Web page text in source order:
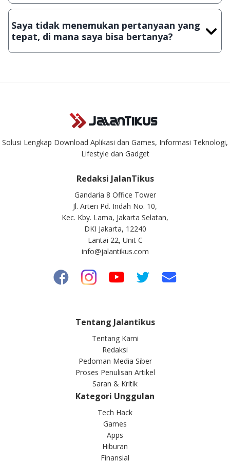
Demi menjaga kualitas aplikasi dan games yang ada di
download secara manual, sehingga kuota sebesar ribuan
aplikasi & games tidak dapat tercapai dalam waktu yang
singkat.
Saya tidak menemukan pertanyaan yang
tepat, di mana saya bisa bertanya?
Kami dengan senang hati menjawab setiap pertanyaan yang
Solusi Lengkap Download Aplikasi dan Games, Informasi Teknologi,
Lifestyle dan Gadget
Redaksi JalanTikus
Gandaria 8 Office Tower
Jl. Arteri Pd. Indah No. 10,
Kec. Kby. Lama, Jakarta Selatan,
DKI Jakarta, 12240
Lantai 22, Unit C
info@jalantikus.com
Tentang Jalantikus
Tentang Kami
Redaksi
Pedoman Media Siber
Proses Penulisan Artikel
Saran & Kritik
Kategori Unggulan
Tech Hack
Games
Apps
Hiburan
Finansial